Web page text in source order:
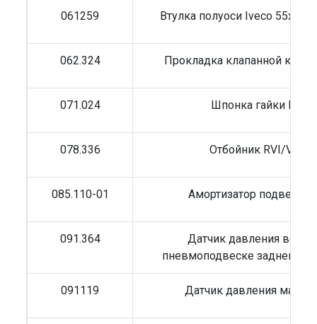
061259 Втулка полуоси Iveco 55x60
062.324 Прокладка клапанной
071.024 Шпонка гайки BPW
078.336 Отбойник RVI/Volvo
085.110-01 Амортизатор подвески
091.364
Датчик давления
пневмоподвеске заднего
091119 Датчик давления масла